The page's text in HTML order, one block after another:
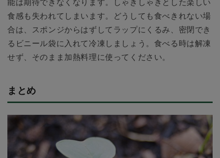
能は期待できなくなります。しゃきしゃきとした楽しい
食感も失われてしまいます。どうしても食べきれない場
合は、スポンジからはずしてラップにくるみ、密閉でき
るビニール袋に入れて冷凍しましょう。食べる時は解凍
せず、そのまま加熱料理に使ってください。
まとめ